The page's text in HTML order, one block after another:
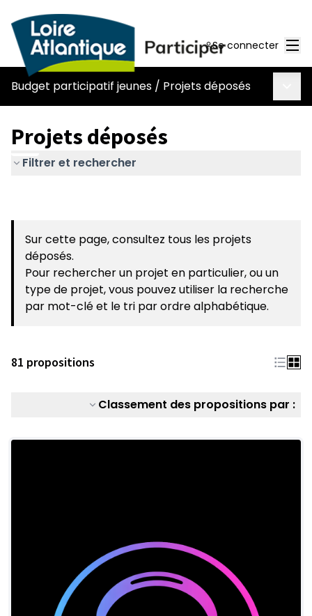
Se connecter
Budget participatif jeunes / Projets déposés
Projets déposés
Filtrer et rechercher
Sur cette page, consultez tous les projets
déposés.
Pour rechercher un projet en particulier, ou un
type de projet, vous pouvez utiliser la recherche
par mot-clé et le tri par ordre alphabétique.
81 propositions
Classement des propositions par :